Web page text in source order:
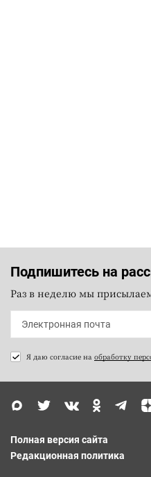
Подпишитесь на
Раз в неделю мы
Я даю согласие на обработку
Полная версия сайта
Редакционная политика